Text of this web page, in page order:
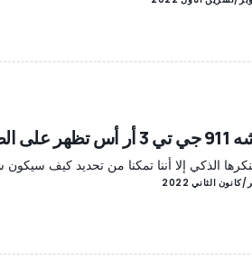
على الطرقات
الذكي إلا أننا تمكنا من تحديد كيف